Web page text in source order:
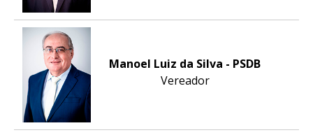
Manoel Luiz da Silva - PSDB
Vereador